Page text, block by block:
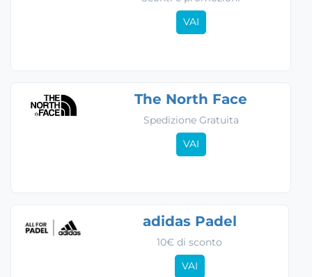
VAI
The North Face
Spedizione Gratuita
VAI
adidas Padel
10€ di sconto
VAI